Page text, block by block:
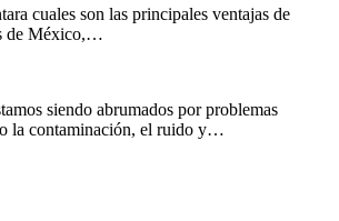
cuales son las principales ventajas de
de México,…
siendo abrumados por problemas
la contaminación, el ruido y…